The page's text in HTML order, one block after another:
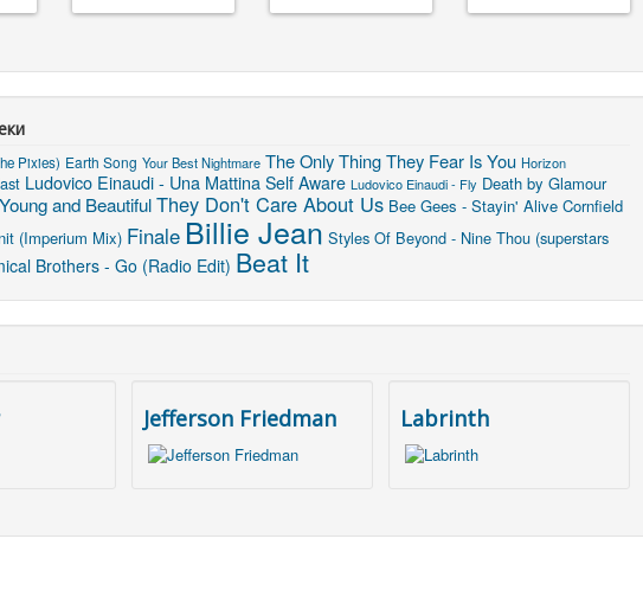
Pixies) Earth Song Your Best Nightmare The Only Thing They Fear Is You Horizon
Ludovico Einaudi - Una Mattina Self Aware Ludovico Einaudi - Fly Death by Glamour
and BeautifulThey Don't Care About Us Bee Gees - Stayin' Alive Cornfield
(Imperium Mix) Finale Billie Jean Styles Of Beyond - Nine Thou (superstars
Brothers - Go (Radio Edit) Beat It
Jefferson Friedman Labrinth